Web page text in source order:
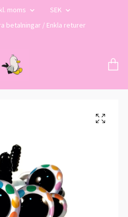
moms
SEK
betalningar / Enkla returer